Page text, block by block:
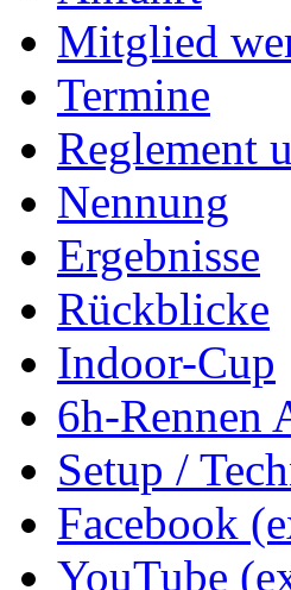
Mitglied
Termine
Reglement
Nennung
Ergebnisse
Rückblicke
Indoor-Cup
6h-Rennen
Setup /
Facebook
YouTube